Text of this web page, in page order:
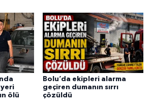
ölü
Bolu’da ekipleri alarma
geçiren dumanın sırrı
çözüldü